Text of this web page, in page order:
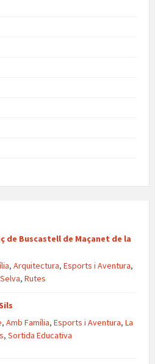
de Buscastell de Maçanet de la
, Arquitectura, Esports i Aventura,
, Rutes
, Amb Família, Esports i Aventura, La
, Sortida Educativa